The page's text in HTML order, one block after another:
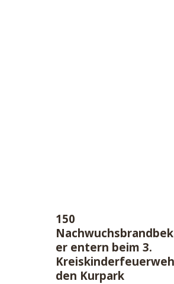
150
er entern beim 3.
den Kurpark